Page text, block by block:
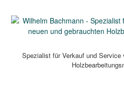
content
Spezialist für Verkauf und Service